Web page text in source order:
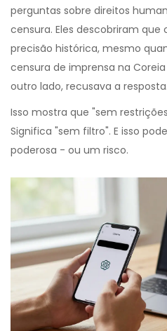
perguntas sobre direitos
censura. Eles descobriram
precisão histórica, mesmo
censura de imprensa na
outro lado, recusava a resposta.
Isso mostra que "sem
Significa "sem filtro". E isso
poderosa - ou um risco.